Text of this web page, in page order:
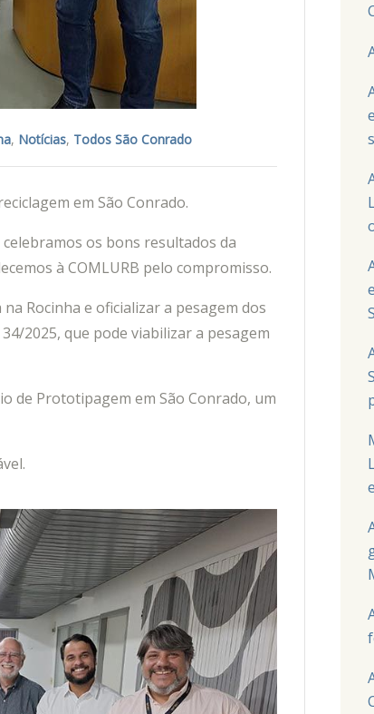
, Notícias, Todos São Conrado
em São Conrado.
celebramos os bons resultados da
à COMLURB pelo compromisso.
Rocinha e oficializar a pesagem dos
2025, que pode viabilizar a pesagem
de Prototipagem em São Conrado, um